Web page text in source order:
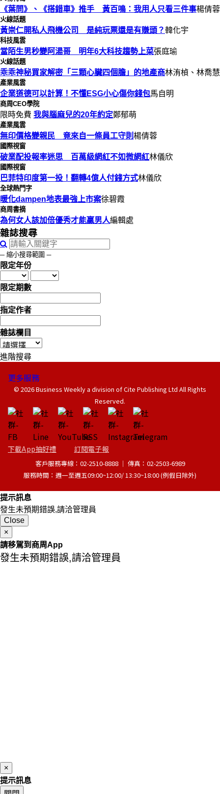
《葉問》、《搭錯車》推手 黃百鳴：我用人只看三件事楊倩蓉
火線話題
黃崇仁開私人飛機公司 是純玩票還是有賺頭？韓化宇
科技風雲
當陌生男秒變阿湯哥 明年6大科技趨勢上菜張庭瑜
火線話題
乖乖神秘買家解密「三顆心臟四個膽」的地產商林洧楨、林喬慧
產業風雲
企業道德可以計算！不懂ESG小心傷你錢包馬自明
商周CEO學院
限時免費 我與腦麻兒的20年約定鄭郁萌
產業風雲
無印價格變親民 竟來自一條員工守則 楊倩蓉
國際視窗
破業配投報率迷思 百萬級網紅不如微網紅林儀欣
國際視窗
巴菲特印度第一投！翻轉4億人付錢方式林儀欣
全球熱門字
暖化dampen地表最強上市案徐碧霞
商周書摘
為何女人該加倍優秀才能贏男人編輯處
雜誌搜尋
─ 縮小搜尋範圍 ─
限定年份
限定期數
指定作者
雜誌欄目
進階搜尋
更多服務
© 2026 Business Weekly a division of Cite Publishing Ltd All Rights
Reserved.
下載App抽好禮 訂閱電子報
客戶服務專線：02-2510-8888 │ 傳真：02-2503-6989
服務時間：週一至週五09:00~12:00/ 13:30~18:00 (例假日除外)
提示訊息
發生未預期錯誤,請洽管理員
Close
×
請移駕到商周App
發生未預期錯誤,請洽管理員
×
提示訊息